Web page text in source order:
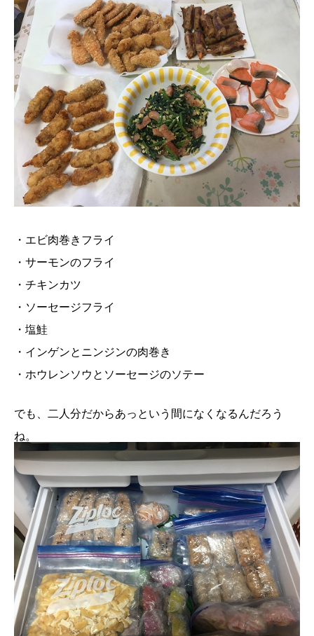
・エビ肉巻きフライ
・サーモンのフライ
・チキンカツ
・ソーセージフライ
・塩鮭
・インゲンとニンジンの肉巻き
・ホウレンソウとソーセージのソテー
でも、二人分だからあっという間になくなるんだろう
ね。